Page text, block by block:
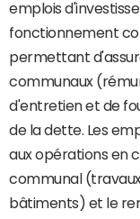
emplois
fonctionnement
permettant
communaux
d'entretien et de
de la dette. Les
aux opérations en
communal
bâtiments) et le